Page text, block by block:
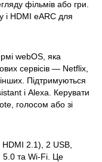
фільмів або гри.
і HDMI eARC для
webOS, яка
сервісів — Netflix,
Підтримуються
і Alexa. Керувати
голосом або зі
2.1), 2 USB,
5.0 та Wi-Fi. Це